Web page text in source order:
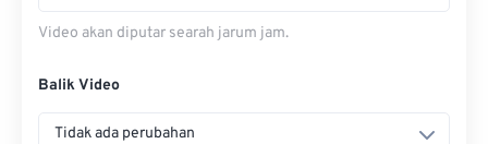
Video akan diputar searah jarum jam.
Balik Video
Tidak ada perubahan